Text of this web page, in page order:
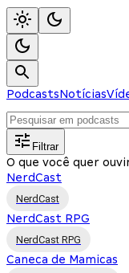
PodcastsNotícias
Filtrar
O que você quer
NerdCast
NerdCast
NerdCast RPG
NerdCast RPG
Caneca de Mamicas